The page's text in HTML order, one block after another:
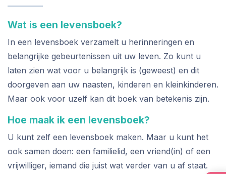
Wat is een levensboek?
In een levensboek verzamelt u herinneringen en
belangrijke gebeurtenissen uit uw leven. Zo kunt u
laten zien wat voor u belangrijk is (geweest) en dit
doorgeven aan uw naasten, kinderen en kleinkinderen.
Maar ook voor uzelf kan dit boek van betekenis zijn.
Hoe maak ik een levensboek?
U kunt zelf een levensboek maken. Maar u kunt het
ook samen doen: een familielid, een vriend(in) of een
vrijwilliger, iemand die juist wat verder van u af staat.